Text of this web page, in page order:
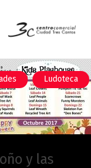
,
Ludoteca
y las